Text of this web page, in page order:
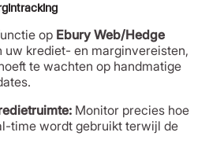
op Ebury Web/Hedge
uw krediet- en marginvereisten,
te wachten op handmatige
Monitor precies hoe
time wordt gebruikt terwijl de